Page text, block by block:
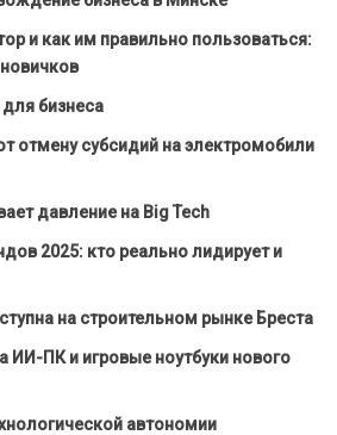
и как им правильно пользоваться:
бизнеса
отмену субсидий на электромобили
давление на Big Tech
2025: кто реально лидирует и
на строительном рынке Бреста
ИИ-ПК и игровые ноутбуки нового
автономии